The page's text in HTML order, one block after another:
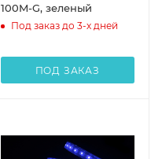
100M-G, зеленый
Под заказ до 3-х дней
ПОД ЗАКАЗ